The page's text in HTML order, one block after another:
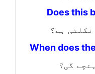
Does this
ہے؟
When does
گی؟